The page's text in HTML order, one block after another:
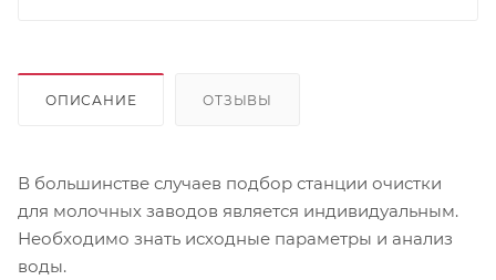
ОПИСАНИЕ ОТЗЫВЫ
В большинстве случаев подбор станции очистки
для молочных заводов является индивидуальным.
Необходимо знать исходные параметры и анализ
воды.